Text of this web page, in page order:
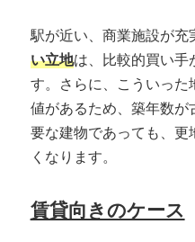
駅が近い、商業施設が充
い立地は、比較的買い手
す。さらに、こういっ
値があるため、築年数
要な建物であっても、
くなります。
賃貸向きのケース